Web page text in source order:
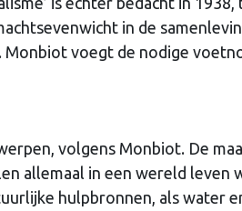
in de
voegt de nodige
volgens Monbiot. De
allemaal in een wereld leven
hulpbronnen, als water